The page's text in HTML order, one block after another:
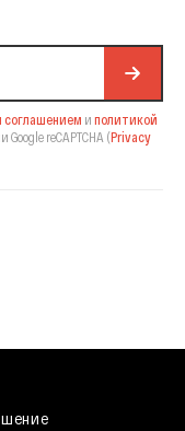
соглашением и политикой
Google reCAPTCHA (Privacy